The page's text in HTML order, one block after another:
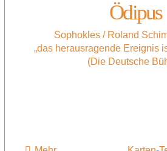
Ödipus
Sophokles / Roland
„das herausragende Ereignis
(Die Deutsche